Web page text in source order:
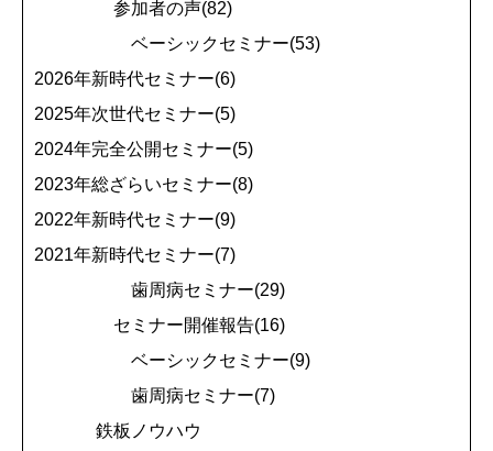
参加者の声(82)
ベーシックセミナー(53)
2026年新時代セミナー(6)
2025年次世代セミナー(5)
2024年完全公開セミナー(5)
2023年総ざらいセミナー(8)
2022年新時代セミナー(9)
2021年新時代セミナー(7)
歯周病セミナー(29)
セミナー開催報告(16)
ベーシックセミナー(9)
歯周病セミナー(7)
鉄板ノウハウ